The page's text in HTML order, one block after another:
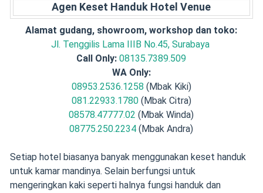
Agen Keset Handuk Hotel Venue
Alamat gudang, showroom, workshop dan toko:
Jl. Tenggilis Lama IIIB No.45, Surabaya
Call Only: 08135.7389.509
WA Only:
08953.2536.1258 (Mbak Kiki)
081.22933.1780(Mbak Citra)
08578.47777.02 (Mbak Winda)
08775.250.2234 (Mbak Andra)
Setiap hotel biasanya banyak menggunakan keset handuk
untuk kamar mandinya. Selain berfungsi untuk
mengeringkan kaki seperti halnya fungsi handuk dan